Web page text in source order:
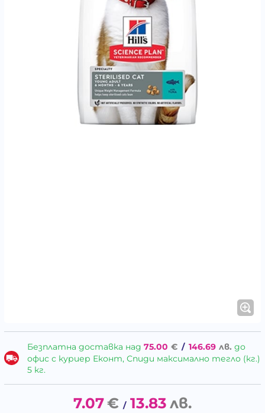
Безплатна доставка над 75.00 € / 146.69 лв. до
офис с куриер Еконт, Спиди максимално тегло (кг.)
5 кг.
7.07€ / 13.83 лв.